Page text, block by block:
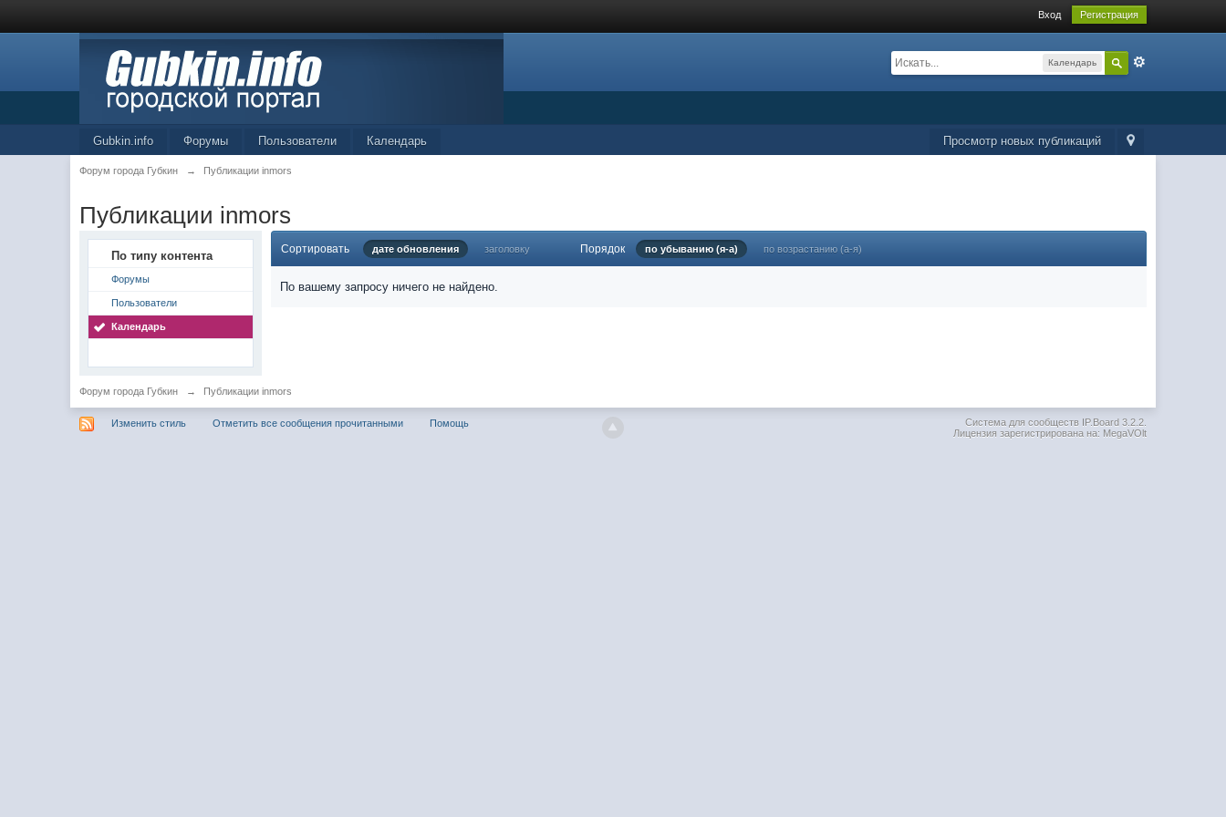
Вход Регистрация
Календарь
Просмотр новых публикаций
Gubkin.info Форумы Пользователи Календарь
Форум города Губкин → Публикации inmors
Публикации inmors
По типу контента
Форумы
Пользователи
Календарь
Сортировать дате обновления заголовку Порядок по убыванию (я-а) по возрастанию (а-я)
По вашему запросу ничего не найдено.
Форум города Губкин → Публикации inmors
Изменить стиль Отметить все сообщения прочитанными Помощь Система для сообществ IP.Board 3.2.2.
Лицензия зарегистрирована на: MegaVOlt